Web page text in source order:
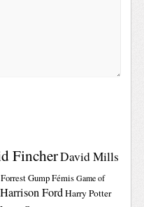
FincherDavid Mills
Forrest GumpFémis Game of
Harrison FordHarry Potter